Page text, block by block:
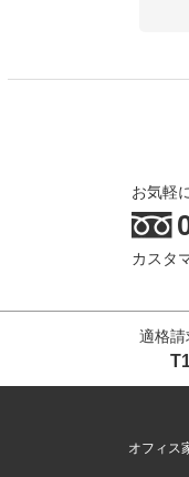
お気軽
カスタ
適格
オフィス